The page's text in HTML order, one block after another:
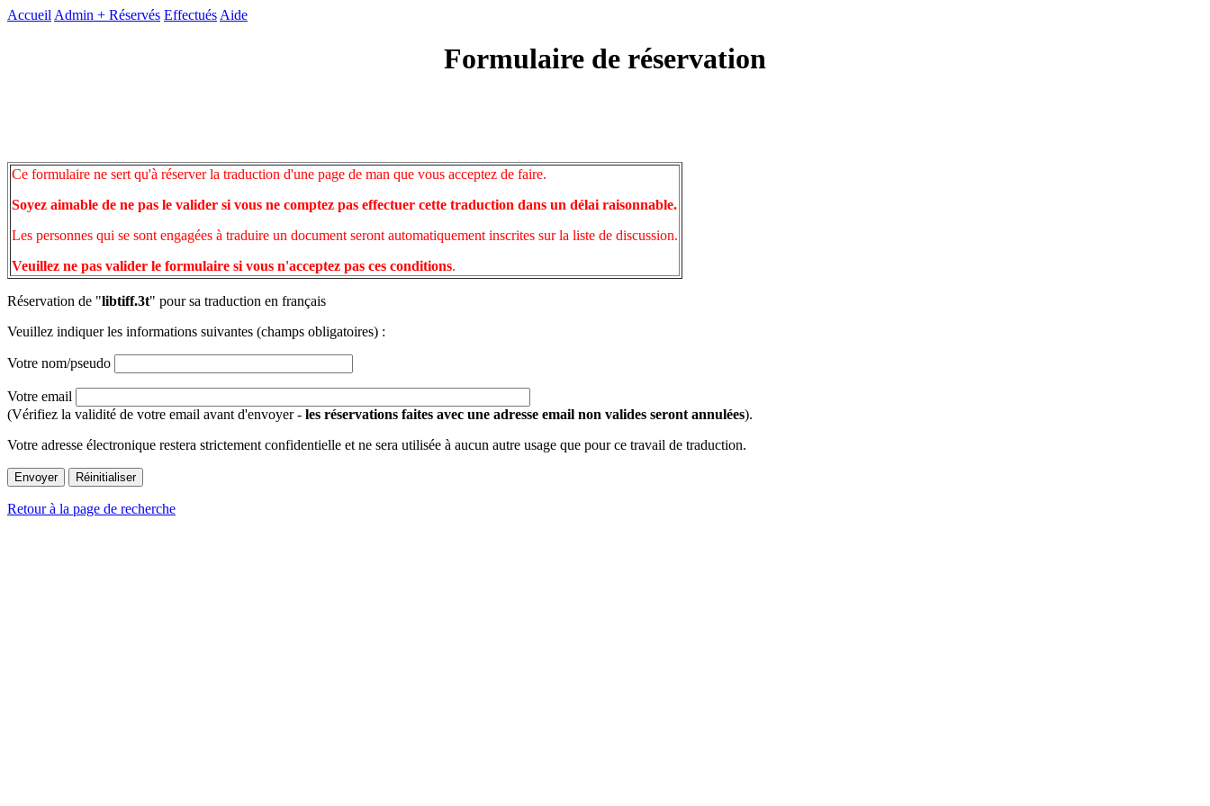
Accueil Admin + Réservés Effectués Aide
Formulaire de réservation
Ce formulaire ne sert qu'à réserver la traduction d'une page de man que vous acceptez de faire.
Soyez aimable de ne pas le valider si vous ne comptez pas effectuer cette traduction dans un délai raisonnable.
Les personnes qui se sont engagées à traduire un document seront automatiquement inscrites sur la liste de discussion.
Veuillez ne pas valider le formulaire si vous n'acceptez pas ces conditions.
Réservation de "libtiff.3t" pour sa traduction en français
Veuillez indiquer les informations suivantes (champs obligatoires) :
Votre nom/pseudo
Votre email
(Vérifiez la validité de votre email avant d'envoyer - les réservations faites avec une adresse email non valides seront annulées).
Votre adresse électronique restera strictement confidentielle et ne sera utilisée à aucun autre usage que pour ce travail de traduction.
Retour à la page de recherche